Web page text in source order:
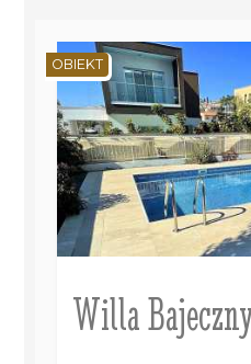
Willa
OBIEKT